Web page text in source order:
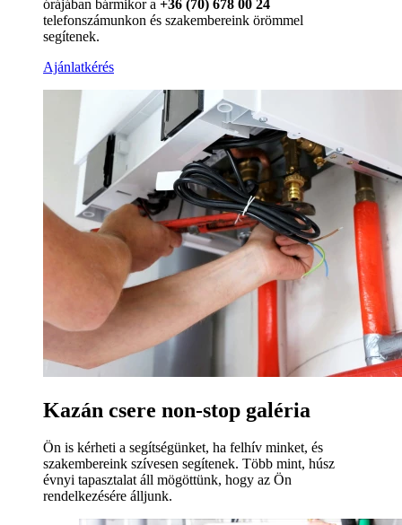
órájában bármikor a +36 (70) 678 00 24
telefonszámunkon és szakembereink örömmel
segítenek.
Ajánlatkérés
Kazán csere non-stop galéria
Ön is kérheti a segítségünket, ha felhív minket, és
szakembereink szívesen segítenek. Több mint, húsz
évnyi tapasztalat áll mögöttünk, hogy az Ön
rendelkezésére álljunk.